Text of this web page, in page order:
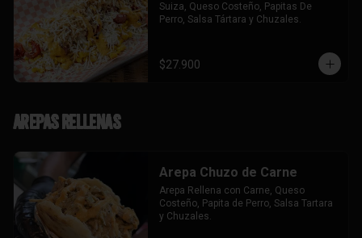
Suiza, Queso Costeño, Papitas De
Perro, Salsa Tártara y Chuzales.
$27.900
Arepas Rellenas
Arepa Chuzo de Carne
Arepa Rellena con Carne, Queso
Costeño, Papita de Perro, Salsa Tartara
y Chuzales.